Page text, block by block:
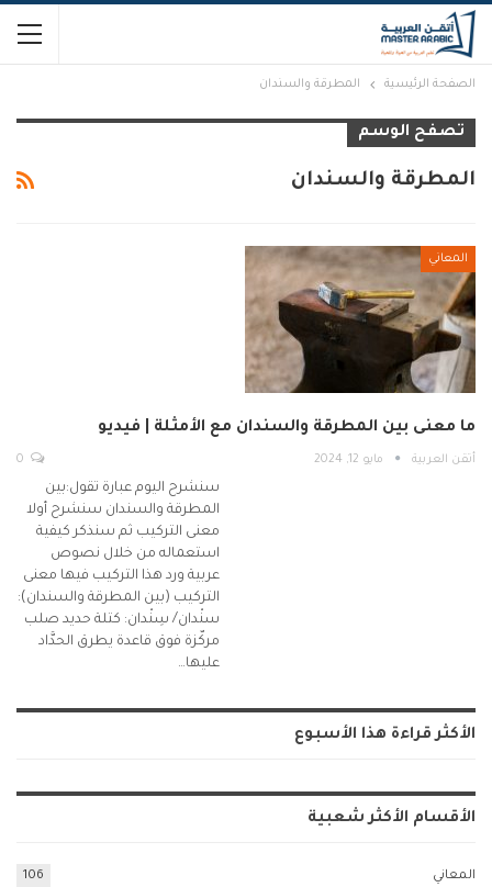
الصفحة الرئيسية المطرقة والسندان
تصفح الوسم
المطرقة والسندان
المعاني
ما معنى بين المطرقة والسندان مع الأمثلة | فيديو
أتقن العربية مايو 12, 2024
سنشرح اليوم عبارة تقول:بين
المطرقة والسندان سنشرح أولا
معنى التركيب ثم سنذكر كيفية
استعماله من خلال نصوص
عربية ورد هذا التركيب فيها معنى
التركيب (بين المطرقة والسندان):
سنْدان/ سِنْدان: كتلة حديد صلب
مركّزة فوق قاعدة يطرق الحدَّاد
عليها…
الأكثر قراءة هذا الأسبوع
الأقسام الأكثر شعبية
المعاني 106